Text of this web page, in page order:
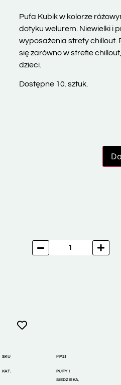
Pufa Kubik w kolorze
dotyku welurem. Niewielki i
wyposażenia strefy chillout.
się zarówno w strefie
dzieci.
Dostępne 10. sztuk.
SKU MP21
KAT.
PUFY I
SIEDZISKA,